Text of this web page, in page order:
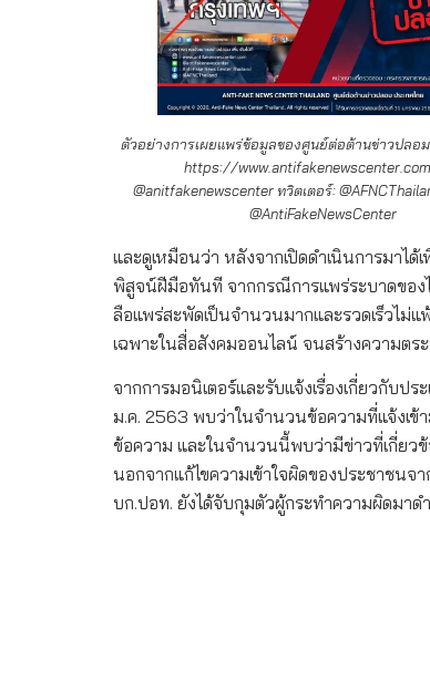
ตัวอย่างการเผยแพร่ข้อมูลของศูนย์ต่อต้านข่าวปลอม
https://
@anitfakenewscenter ทวิตเตอร์:
@AntiFakeNewsCenter
และดูเหมือนว่า หลังจากเปิดดำเนินการมาไ
พิสูจน์ฝีมือทันที จากกรณีการแพร่ระบาดของ
ลือแพร่สะพัดเป็นจำนวนมากและรวดเร็วไม่แ
เฉพาะในสื่อสังคมออนไลน์ จนสร้างความต
จากการมอนิเตอร์และรับแจ้งเรื่องเกี่ยวกับ
ม.ค. 2563 พบว่าในจำนวนข้อความที่แจ้งเ
ข้อความ และในจำนวนนี้พบว่ามีข่าวที่เกี่ยวข้
นอกจากแก้ไขความเข้าใจผิดของประชาชน
บก.ปอท. ยังได้จับกุมตัวผู้กระทำความผิดมาด